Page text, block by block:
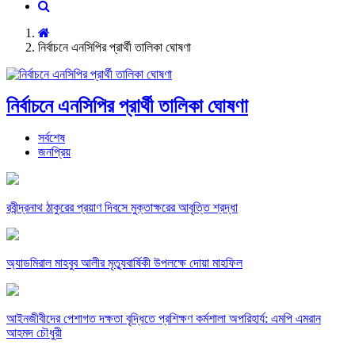
নির্বাচনে এনসিপির প্রার্থী তালিকা ঘোষণা
নির্বাচনে এনসিপির প্রার্থী তালিকা ঘোষণা
সর্বশেষ
জনপ্রিয়
রবীন্দ্রনাথ ঠাকুরের প্রয়াণ দিবসে মুক্তাক্ষরের আবৃত্তি শ্রদ্ধা
অ্যাডমিরাল মাহবুব আলীর মৃত্যুবার্ষিকী উপলক্ষে দোয়া মাহফিল
‎আইনজীবীদের পেশাগত দক্ষতা বৃদ্ধিতে প্রশিক্ষণ কর্মশালা অপরিহার্য: এমপি এমরান
আহমদ চৌধুরী